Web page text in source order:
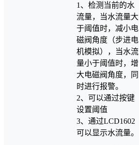
1、检测当前的水
流量，当水流量大
于阈值时，减小电
磁阀角度（步进电
机模拟），当水流
量小于阈值时，增
大电磁阀角度，同
时进行报警。
2、可以通过按键
设置阈值
3、通过LCD1602
可以显示水流量。